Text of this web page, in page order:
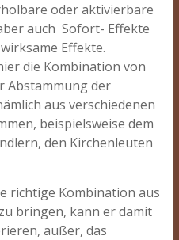
oder aktivierbare
auch Sofort- Effekte
Effekte.
die Kombination von
Abstammung der
aus verschiedenen
beispielsweise dem
den Kirchenleuten
richtige Kombination aus
bringen, kann er damit
außer, das